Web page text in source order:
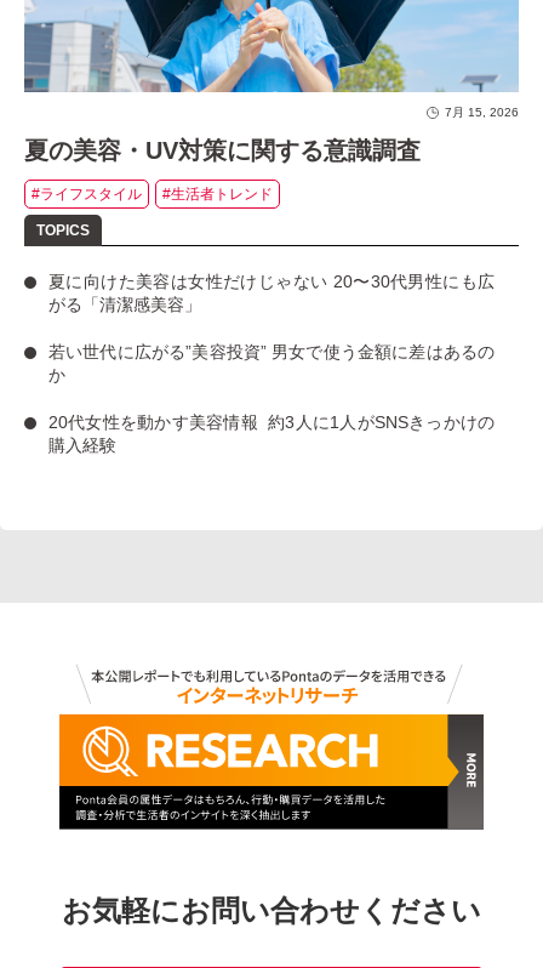
7月 15, 2026
夏の美容・UV対策に関する意識調査
#ライフスタイル #生活者トレンド
夏に向けた美容は女性だけじゃない 20〜30代男性にも広
がる「清潔感美容」
若い世代に広がる”美容投資” 男女で使う金額に差はあるの
か
20代女性を動かす美容情報約3人に1人がSNSきっかけの
購入経験
お気軽にお問い合わせください